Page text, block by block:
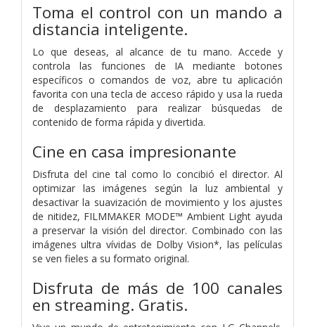
Toma el control con un mando a
distancia inteligente.
Lo que deseas, al alcance de tu mano. Accede y
controla las funciones de IA mediante botones
específicos o comandos de voz, abre tu aplicación
favorita con una tecla de acceso rápido y usa la rueda
de desplazamiento para realizar búsquedas de
contenido de forma rápida y divertida.
Cine en casa impresionante
Disfruta del cine tal como lo concibió el director. Al
optimizar las imágenes según la luz ambiental y
desactivar la suavización de movimiento y los ajustes
de nitidez, FILMMAKER MODE™ Ambient Light ayuda
a preservar la visión del director. Combinado con las
imágenes ultra vívidas de Dolby Vision*, las películas
se ven fieles a su formato original.
Disfruta de más de 100 canales
en streaming. Gratis.